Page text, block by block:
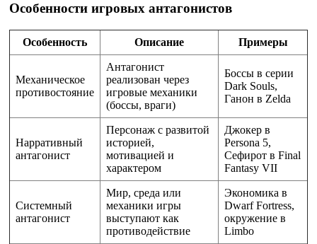
Особенности игровых антагонистов
Особенность Описание Примеры
Механическое
противостояние
Антагонист
реализован через
игровые механики
(боссы, враги)
Боссы в серии
Dark Souls,
Ганон в Zelda
Нарративный
антагонист
Персонаж с развитой
историей,
мотивацией и
характером
Джокер в
Persona 5,
Сефирот в Final
Fantasy VII
Системный
антагонист
Мир, среда или
механики игры
выступают как
противодействие
Экономика в
Dwarf Fortress,
окружение в
Limbo